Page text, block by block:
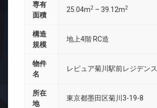
専有
面積
25.04m2 – 39.12m2
構造
規模
地上4階 RC造
物件
名
レピュア菊川駅前レジデンス
所在
地
東京都墨田区菊川3-19-8